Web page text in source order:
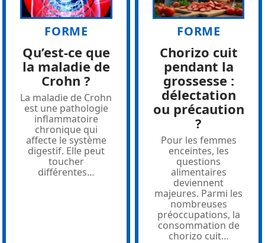
FORME
Qu’est-ce que
la maladie de
Crohn ?
La maladie de Crohn
est une pathologie
inflammatoire
chronique qui
affecte le système
digestif. Elle peut
toucher
différentes…
FORME
Chorizo cuit
pendant la
grossesse :
délectation
ou précaution
?
Pour les femmes
enceintes, les
questions
alimentaires
deviennent
majeures. Parmi les
nombreuses
préoccupations, la
consommation de
chorizo cuit…